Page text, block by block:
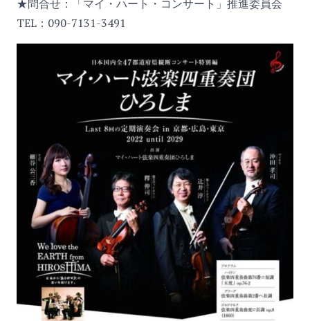
★問合せ：「マイ・ハート・コンサート」推進委員会
TEL：090-7131-3491